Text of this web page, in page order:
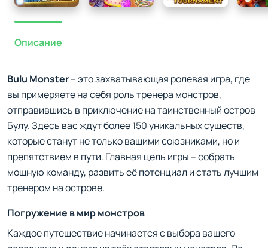
Описание
Bulu Monster– это захватывающая ролевая игра, где
вы примеряете на себя роль тренера монстров,
отправившись в приключение на таинственный остров
Булу. Здесь вас ждут более 150 уникальных существ,
которые станут не только вашими союзниками, но и
препятствием в пути. Главная цель игры – собрать
мощную команду, развить её потенциал и стать лучшим
тренером на острове.
Погружение в мир монстров
Каждое путешествие начинается с выбора вашего